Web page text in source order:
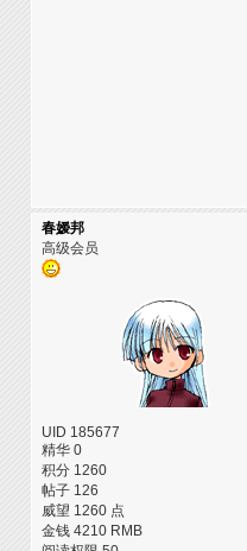
春嫒邦
高级会员
UID 185677
精华 0
积分 1260
帖子 126
威望 1260 点
金钱 4210 RMB